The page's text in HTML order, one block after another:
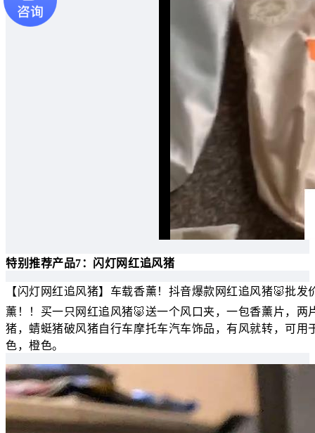
特别推荐产品7：闪灯网红追风猪
【闪灯网红追风猪】车载香薰！抖音爆款网红追风猪🐷批
薰！！买一只网红追风猪🐷送一个风口夹，一包香薰片，
猪，蜻蜓猪破风猪自行车摩托车汽车饰品，有风就转，可
色，橙色。